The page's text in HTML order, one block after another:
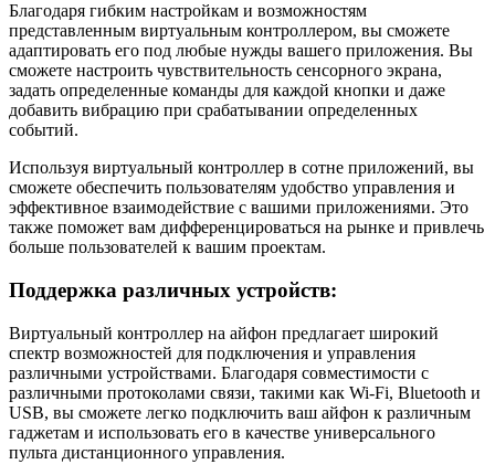
Благодаря гибким настройкам и возможностям
представленным виртуальным контроллером, вы сможете
адаптировать его под любые нужды вашего приложения. Вы
сможете настроить чувствительность сенсорного экрана,
задать определенные команды для каждой кнопки и даже
добавить вибрацию при срабатывании определенных
событий.
Используя виртуальный контроллер в сотне приложений, вы
сможете обеспечить пользователям удобство управления и
эффективное взаимодействие с вашими приложениями. Это
также поможет вам дифференцироваться на рынке и привлечь
больше пользователей к вашим проектам.
Поддержка различных устройств:
Виртуальный контроллер на айфон предлагает широкий
спектр возможностей для подключения и управления
различными устройствами. Благодаря совместимости с
различными протоколами связи, такими как Wi-Fi, Bluetooth и
USB, вы сможете легко подключить ваш айфон к различным
гаджетам и использовать его в качестве универсального
пульта дистанционного управления.